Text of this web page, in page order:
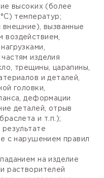
высоких (более
температур;
внешние), вызванные
изделия
трещины, царапины,
и деталей,
головки,
деформации
деталей, отрыв
и т.п.);
с нарушением правил
на изделие
растворителей